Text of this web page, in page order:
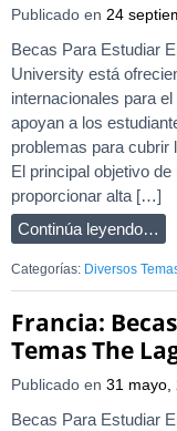
Publicado en 24
Becas Para Estudiar
University está
internacionales para
apoyan a los
problemas para cubrir
El principal objetivo
proporcionar alta […]
Continúa leyendo…
Categorías: Diversos
Francia:
Temas The
Publicado en 31 mayo,
Becas Para Estudiar